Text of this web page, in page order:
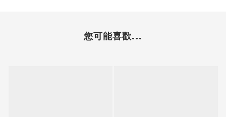
您可能喜歡...